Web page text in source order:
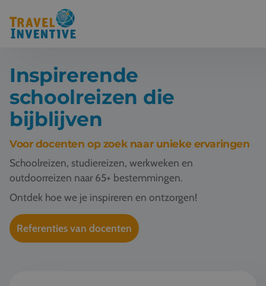
Bestemmingen
Schoolreis thema's
Voor docenten
Over ons
Een offerte aanvragen
Referenties
Nieuws
Inspirerende
schoolreizen die
bijblijven
Voor docenten op zoek naar unieke ervaringen
Schoolreizen, studiereizen, werkweken en
outdoorreizen naar 65+ bestemmingen.
Ontdek hoe we je inspireren en ontzorgen!
Referenties van docenten